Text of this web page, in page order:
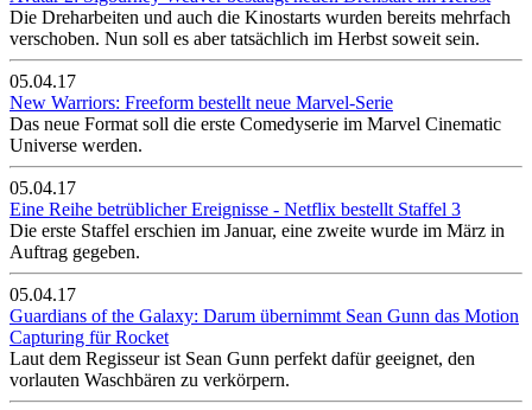
Die Dreharbeiten und auch die Kinostarts wurden bereits mehrfach
verschoben. Nun soll es aber tatsächlich im Herbst soweit sein.
05.04.17
New Warriors: Freeform bestellt neue Marvel-Serie
Das neue Format soll die erste Comedyserie im Marvel Cinematic
Universe werden.
05.04.17
Eine Reihe betrüblicher Ereignisse - Netflix bestellt Staffel 3
Die erste Staffel erschien im Januar, eine zweite wurde im März in
Auftrag gegeben.
05.04.17
Guardians of the Galaxy: Darum übernimmt Sean Gunn das Motion
Capturing für Rocket
Laut dem Regisseur ist Sean Gunn perfekt dafür geeignet, den
vorlauten Waschbären zu verkörpern.